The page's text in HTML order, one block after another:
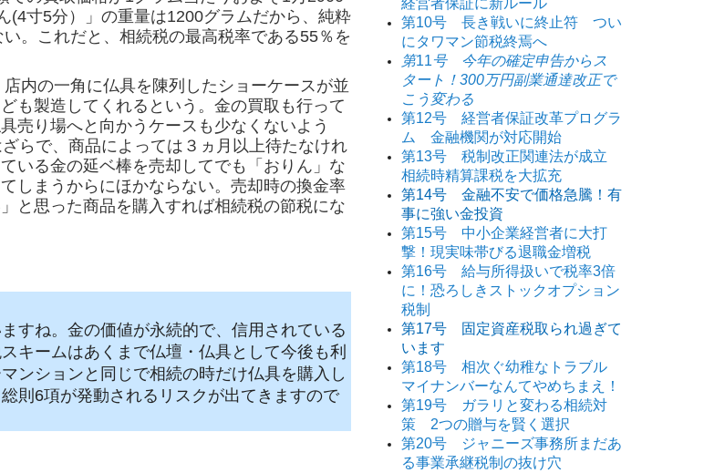
(4寸5分）」の重量は1200グラムだから、純粋
。これだと、相続税の最高税率である55％を
内の一角に仏具を陳列したショーケースが並
も製造してくれるという。金の買取も行って
売り場へと向かうケースも少なくないよう
らで、商品によっては３ヵ月以上待たなけれ
いる金の延ベ棒を売却してでも「おりん」な
しまうからにほかならない。売却時の換金率
と思った商品を購入すれば相続税の節税にな
すね。金の価値が永続的で、信用されている
キームはあくまで仏壇・仏具として今後も利
ンションと同じで相続の時だけ仏具を購入し
則6項が発動されるリスクが出てきますので
経営者保証に新ルール
第10号 長き戦いに終止符 つい
にタワマン節税終焉へ
第11号 今年の確定申告からス
タート！300万円副業通達改正で
こう変わる
第12号 経営者保証改革プログラ
ム 金融機関が対応開始
第13号 税制改正関連法が成立
相続時精算課税を大拡充
第14号 金融不安で価格急騰！有
事に強い金投資
第15号 中小企業経営者に大打
撃！現実味帯びる退職金増税
第16号 給与所得扱いで税率3倍
に！恐ろしきストックオプション
税制
第17号 固定資産税取られ過ぎて
います
第18号 相次ぐ幼稚なトラブル
マイナンバーなんてやめちまえ！
第19号 ガラリと変わる相続対
策 2つの贈与を賢く選択
第20号 ジャニーズ事務所まだあ
る事業承継税制の抜け穴